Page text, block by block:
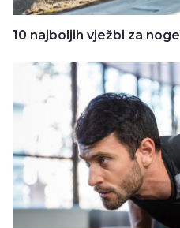
10 najboljih vježbi za noge